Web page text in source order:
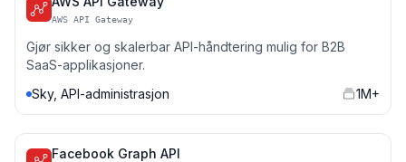
AWS API Gateway
Gjør sikker og skalerbar API-håndtering mulig for B2B
SaaS-applikasjoner.
Sky, API-administrasjon
1M+
Facebook Graph API